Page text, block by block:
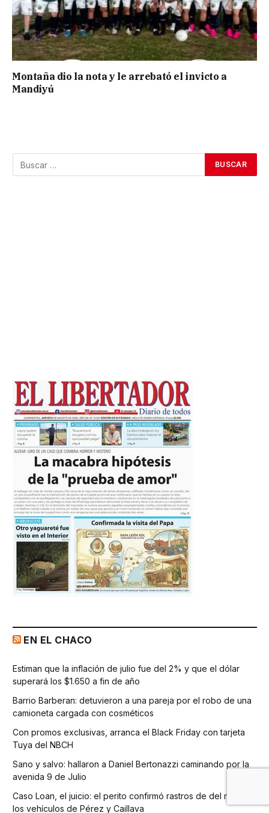
Montaña dio la nota y le arrebató el invicto a
Mandiyú
EN EL CHACO
Estiman que la inflación de julio fue del 2% y que el dólar
superará los $1.650 a fin de año
Barrio Barberan: detuvieron a una pareja por el robo de una
camioneta cargada con cosméticos
Con promos exclusivas, arranca el Black Friday con tarjeta
Tuya del NBCH
Sano y salvo: hallaron a Daniel Bertonazzi caminando por la
avenida 9 de Julio
Caso Loan, el juicio: el perito confirmó rastros de del niño en
los vehículos de Pérez y Caillava